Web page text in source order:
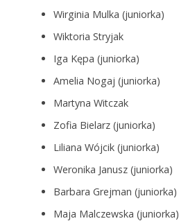
Wirginia Mulka (juniorka)
Wiktoria Stryjak
Iga Kępa (juniorka)
Amelia Nogaj (juniorka)
Martyna Witczak
Zofia Bielarz (juniorka)
Liliana Wójcik (juniorka)
Weronika Janusz (juniorka)
Barbara Grejman (juniorka)
Maja Malczewska (juniorka)